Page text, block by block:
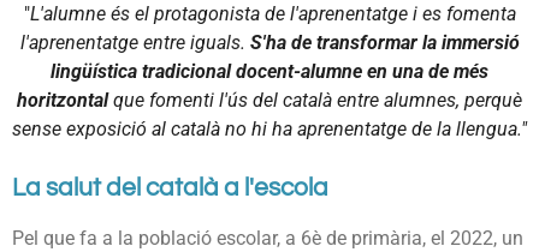
"L'alumne és el protagonista de l'aprenentatge i es fomenta
l'aprenentatge entre iguals. S'ha de transformar la immersió
lingüística tradicional docent-alumne en una de més
horitzontalque fomenti l'ús del català entre alumnes, perquè
sense exposició al català no hi ha aprenentatge de la llengua."
La salut del català a l'escola
Pel que fa a la població escolar, a 6è de primària, el 2022, un